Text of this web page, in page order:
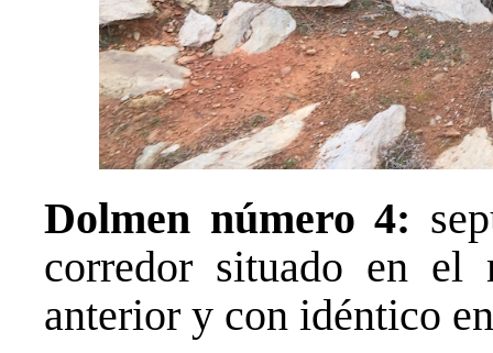
Dolmen número 4:
corredor situado en el
anterior y con idéntico